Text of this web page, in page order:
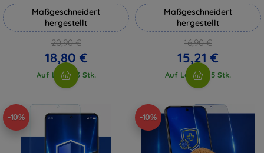
Maßgeschneidert
hergestellt
20,90 €
18,80 €
Auf Lager 3 Stk.
Maßgeschneidert
hergestellt
16,90 €
15,21 €
Auf Lager > 5 Stk.
-10% -10%